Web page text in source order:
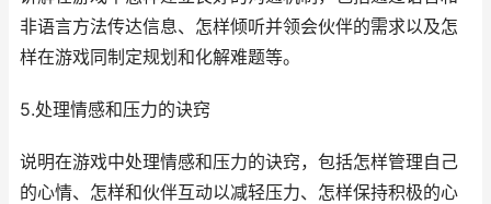
非语言方法传达信息、怎样倾听并领会伙伴的需求以及怎
样在游戏同制定规划和化解难题等。
5.处理情感和压力的诀窍
说明在游戏中处理情感和压力的诀窍，包括怎样管理自己
的心情、怎样和伙伴互动以减轻压力、怎样保持积极的心